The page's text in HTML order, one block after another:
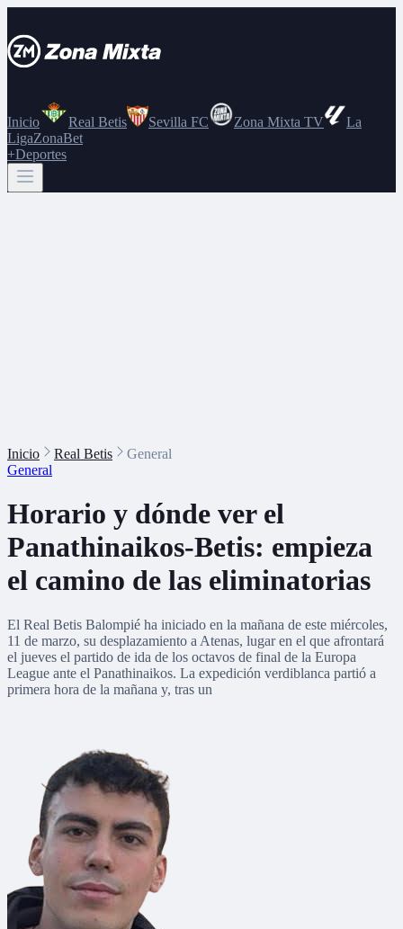
Inicio Real Betis Sevilla FC Zona Mixta TV
La
LigaZonaBet
+Deportes
Inicio Real Betis
General
General
Horario y dónde ver el
Panathinaikos-Betis: empieza
el camino de las eliminatorias
El Real Betis Balompié ha iniciado en la mañana de este miércoles,
11 de marzo, su desplazamiento a Atenas, lugar en el que afrontará
el jueves el partido de ida de los octavos de final de la Europa
League ante el Panathinaikos. La expedición verdiblanca partió a
primera hora de la mañana y, tras un